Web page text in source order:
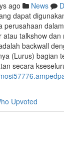
ago News
dapat
perusahaan
talkshow dan
backwall
(Lurus) bagian
secara
Upvoted